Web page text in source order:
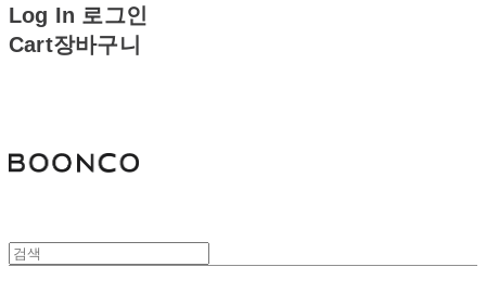
Log In 로그인
Cart장바구니